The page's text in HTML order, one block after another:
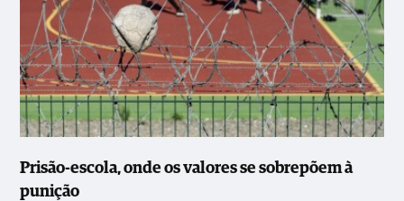
Prisão-escola, onde os valores se sobrepõem à
punição